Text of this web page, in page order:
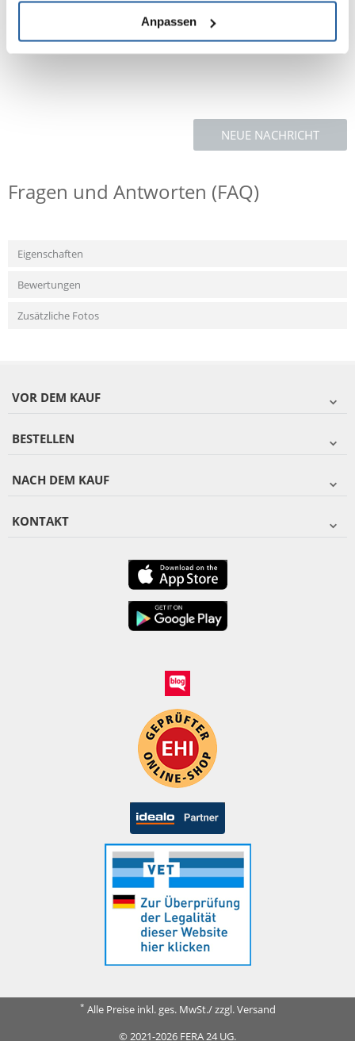
Anpassen
Zusatzstoffe: Vitamine, Provitamine und chemisch definierte Stoffe mit
ähnlicher Wirkung: Vitamin A 2990 IE/kg, Vitamin D3 187 IE/kg.
NEUE NACHRICHT
Fragen und Antworten (FAQ)
Eigenschaften
Bewertungen
Zusätzliche Fotos
VOR DEM KAUF
BESTELLEN
NACH DEM KAUF
KONTAKT
* Alle Preise inkl. ges. MwSt./ zzgl. Versand
© 2021-2026 FERA 24 UG.